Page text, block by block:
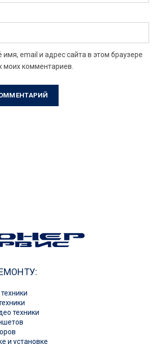
имя, email и адрес сайта в этом браузере
комментариев.
техники
и установке